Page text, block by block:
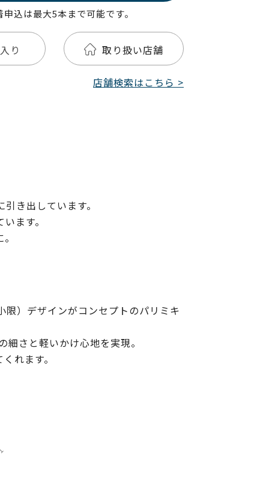
込は最大5本まで可能です。
り 取り扱い店舗
店舗検索はこちら >
き出しています。
ます。
）デザインがコンセプトのパリミキ
さと軽いかけ心地を実現。
れます。